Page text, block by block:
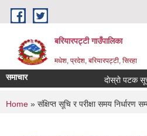
Skip to main content
बरियारपट्टी गाउँपालिका
मधेश, प्रदेश, बरियारपट्टी, सिरहा
समाचार दाेस्राे पटक सूचना
You are here
Home » संक्षिप्त सूचि र परीक्षा समय निर्धारण